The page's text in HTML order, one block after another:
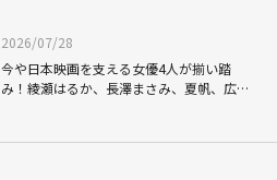
2026/07/28
今や日本映画を支える女優4人が揃い踏
み！綾瀬はるか、長澤まさみ、夏帆、広瀬